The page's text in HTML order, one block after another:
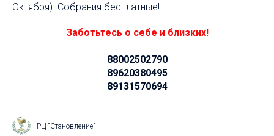
Октября). Собрания бесплатные!
Заботьтесь о себе и близких!
88002502790
89620380495
89131570694
РЦ "Становление"